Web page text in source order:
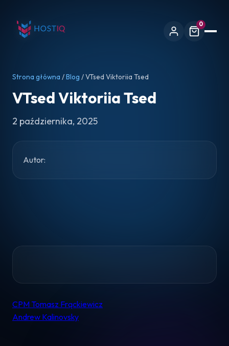
0
Strona główna /Blog / VTsed Viktoriia Tsed
VTsed Viktoriia Tsed
2 października, 2025
Autor:
Nawigacja
CPM Tomasz Frąckiewicz
Andrew Kalinovsky